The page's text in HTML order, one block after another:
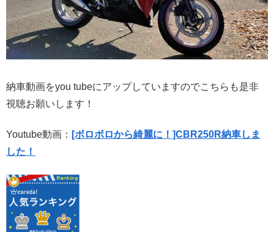
納車動画をyou tubeにアップしていますのでこちらも是非
視聴お願いします！
Youtube動画： [ボロボロから綺麗に！]CBR250R納車しま
した！